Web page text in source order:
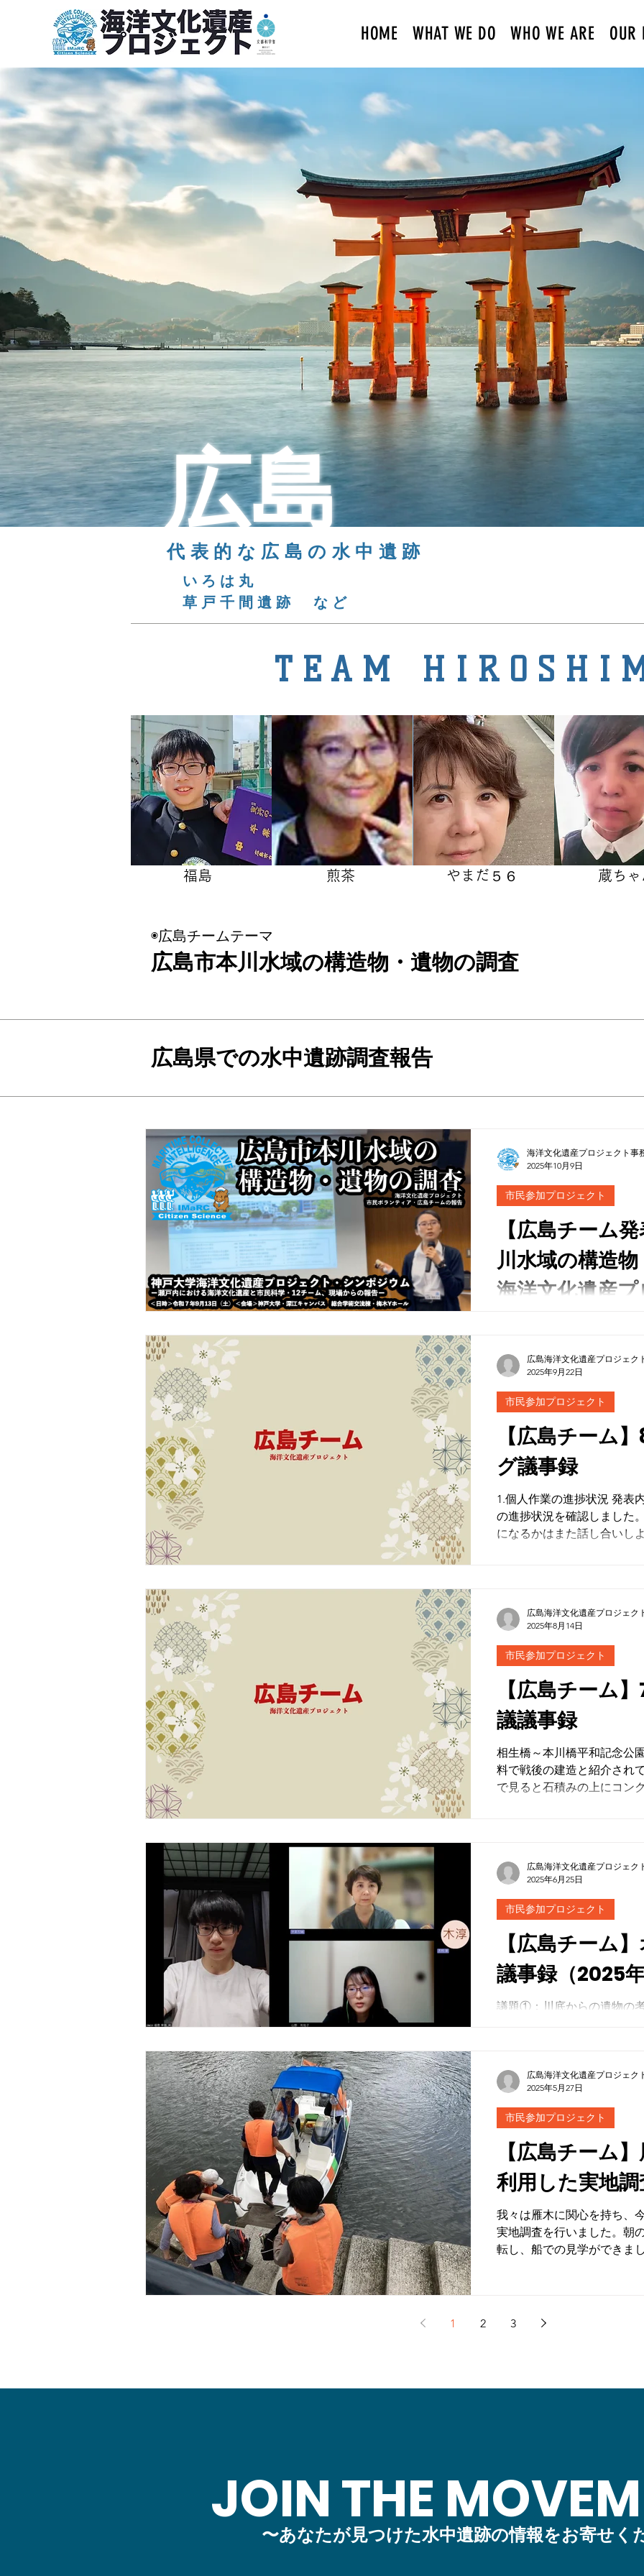
HOME WHAT WE DO WHO WE ARE OUR
広島
代表的な広島の水中遺跡
いろは丸
草戸千間遺跡 など
TEAM
福島 ​煎茶 やまだ５６ 蔵ちゃ
◉広島チームテーマ
広島市本川水域の構造物・遺物の調査
広島県での水中遺跡調査報告
【広島チーム
川水域の構造
海洋文化遺産
年9月13日開催
弾によって徹底的に破壊さ
地上は大きく姿を変えたが
が残されているのかを探り
市民参加プロジェクト
海洋文化遺産プロジェクト事
2025年10月9日
【広島チーム
グ議事録
1.個人作業の進捗状況 発表内容の要となる作業について
の進捗状況を確認しました
になるかはまた話し合いしようと
動を通じて、当たり前のも
きた雁木についても、他地
どのように継承していくか
ることであると思うため、
思います。
市民参加プロジェクト
広島海洋文化遺産プロジェク
2025年9月22日
【広島チーム
議議事録
相生橋～本川橋平和記念公
料で戦後の建造と紹介され
で見ると石積みの上にコン
市民参加プロジェクト
広島海洋文化遺産プロジェク
2025年8月14日
【広島チーム
議事録（2025
議題①：川底からの遺物の考察と意義 - 川
れ、遺物散布地としての意義がある。 -
かどうかの判断には、物品
となる。
市民参加プロジェクト
広島海洋文化遺産プロジェク
2025年6月25日
【広島チーム
利用した実地
我々は雁木に関心を持ち、
実地調査を行いました。朝
転し、船での見学ができま
遊しました。気温が高く、
市民参加プロジェクト
広島海洋文化遺産プロジェク
2025年5月27日
1 2 3
JOIN THE
〜あなたが見つけた水中遺跡の情報をお寄せく